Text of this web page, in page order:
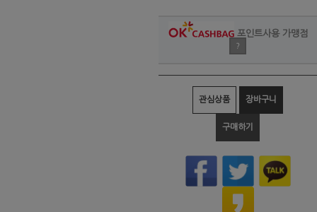
포인트사용 가맹점
?
관심상품 장바구니
구매하기